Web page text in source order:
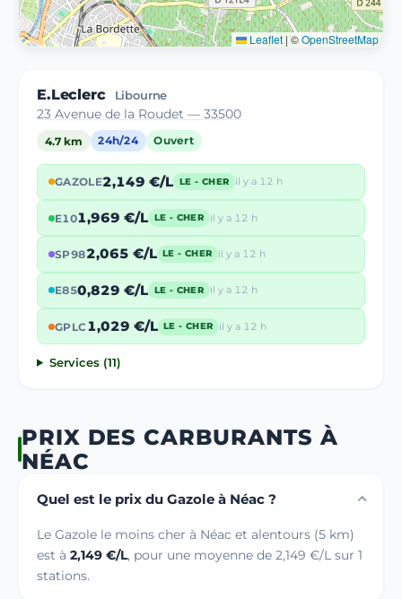
Leaflet | ©OpenStreetMap
E.Leclerc Libourne
23 Avenue de la Roudet — 33500
4.7 km 24h/24 Ouvert
GAZOLE2,149 €/L LE - CHER il y a 12 h
E101,969 €/L LE - CHER il y a 12 h
SP982,065 €/L LE - CHER il y a 12 h
E850,829 €/L LE - CHER il y a 12 h
GPLC1,029 €/L LE - CHER il y a 12 h
Services (11)
PRIX DES CARBURANTS À
NÉAC
Quel est le prix du Gazole à Néac ?
Le Gazole le moins cher à Néac et alentours (5 km)
est à 2,149 €/L, pour une moyenne de 2,149 €/L sur 1
stations.